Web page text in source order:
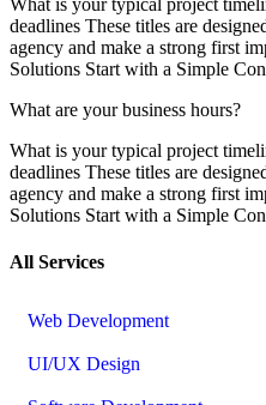
What is your typical project
deadlines These titles are
agency and make a strong first
Solutions Start with a Simple
What are your business hours?
What is your typical project
deadlines These titles are
agency and make a strong first
Solutions Start with a Simple
All Services
Web Development
UI/UX Design